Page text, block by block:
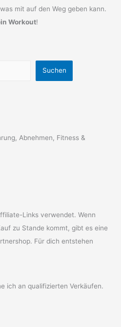
mit auf den Weg geben kann.
Workout!
Suchen
Abnehmen, Fitness &
Links verwendet. Wenn
zu Stande kommt, gibt es eine
Für dich entstehen
ich an qualifizierten Verkäufen.